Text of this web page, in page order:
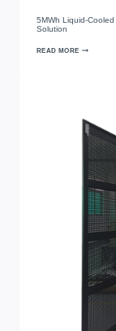
5MWh Liquid-
Solution
READ MORE